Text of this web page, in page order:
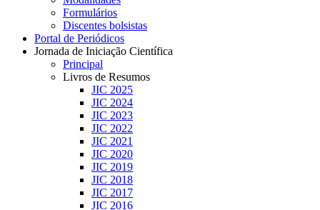
Formulários
Discentes bolsistas
Portal de Periódicos
Jornada de Iniciação Científica
Principal
Livros de Resumos
JIC 2025
JIC 2024
JIC 2023
JIC 2022
JIC 2021
JIC 2020
JIC 2019
JIC 2018
JIC 2017
JIC 2016